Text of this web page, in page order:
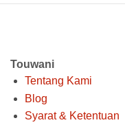
Rp 799.000.adalah:
Touwani
Tentang Kami
Blog
Syarat & Ketentuan